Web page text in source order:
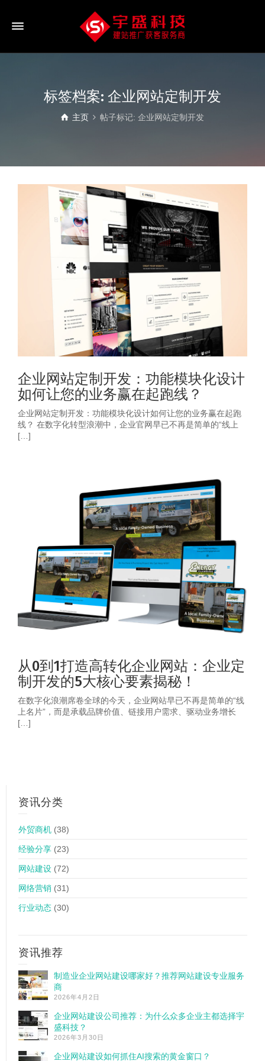
标签档案: 企业网站定制开发
主页 帖子标记: 企业网站定制开发
企业网站定制开发：功能模块化设计
如何让您的业务赢在起跑线？
企业网站定制开发：功能模块化设计如何让您的业务赢在起跑
线？ 在数字化转型浪潮中，企业官网早已不再是简单的“线上
[…]
从0到1打造高转化企业网站：企业定
制开发的5大核心要素揭秘！
在数字化浪潮席卷全球的今天，企业网站早已不再是简单的“线
上名片”，而是承载品牌价值、链接用户需求、驱动业务增长
[…]
资讯分类
外贸商机 (38)
经验分享 (23)
网站建设 (72)
网络营销 (31)
行业动态 (30)
资讯推荐
制造业企业网站建设哪家好？推荐网站建设专业服务
商
2026年4月2日
企业网站建设公司推荐：为什么众多企业主都选择宇
盛科技？
2026年3月30日
企业网站建设如何抓住AI搜索的黄金窗口？